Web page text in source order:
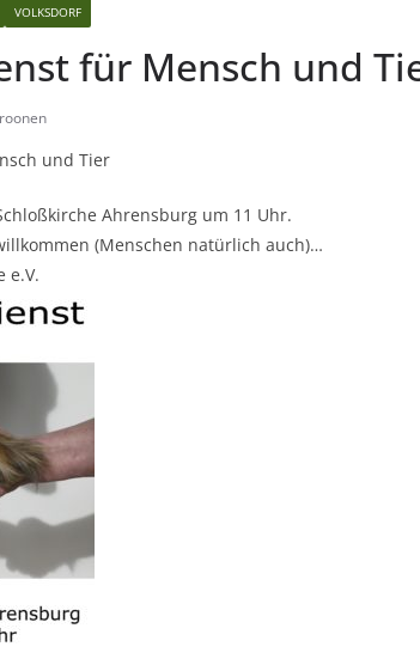
VOLKSDORF
für Mensch und
und Tier
Ahrensburg um 11 Uhr.
(Menschen natürlich auch)…
e.V.